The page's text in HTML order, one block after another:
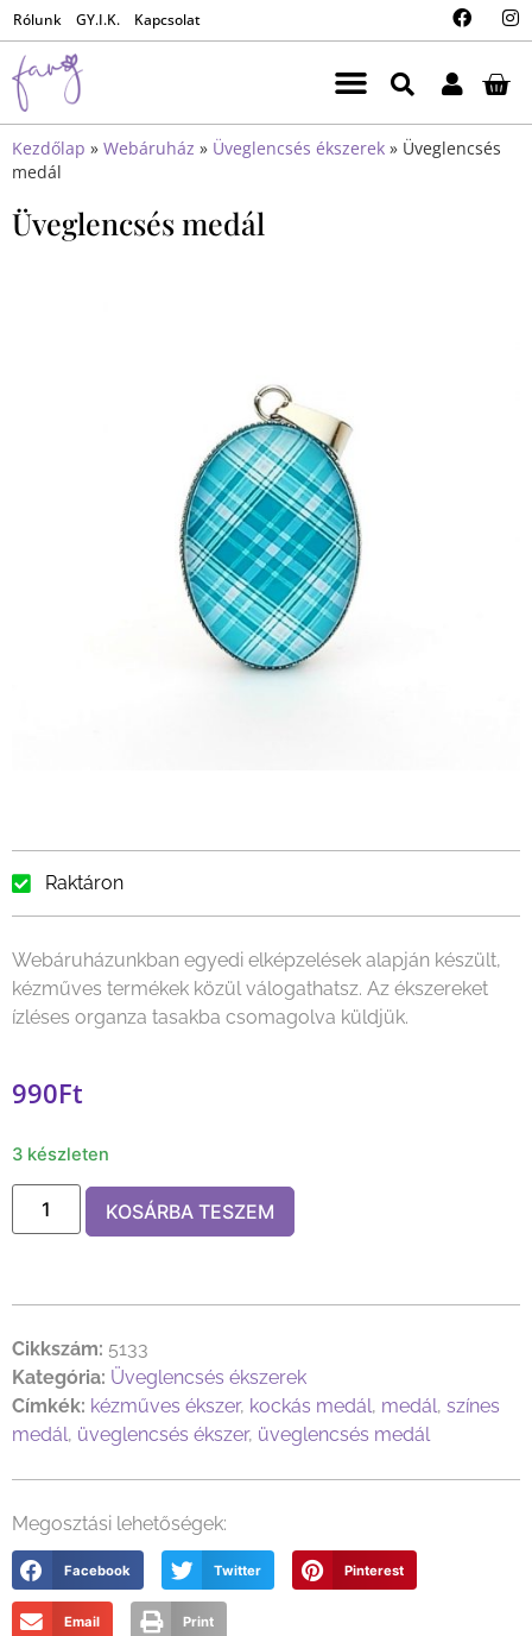
Rólunk GY.I.K. Kapcsolat
Kezdőlap » Webáruház » Üveglencsés ékszerek » Üveglencsés
medál
Üveglencsés medál
Raktáron
Webáruházunkban egyedi elképzelések alapján készült,
kézműves termékek közül válogathatsz. Az ékszereket
ízléses organza tasakba csomagolva küldjük.
990Ft
3 készleten
KOSÁRBA TESZEM
Cikkszám: 5133
Kategória: Üveglencsés ékszerek
Címkék: kézműves ékszer, kockás medál, medál, színes
medál, üveglencsés ékszer, üveglencsés medál
Megosztási lehetőségek:
Facebook Twitter Pinterest
Email Print